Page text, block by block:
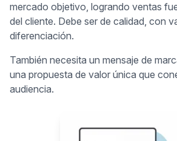
mercado objetivo, logrando ventas
del cliente. Debe ser de calidad, con
diferenciación.
También necesita un mensaje de
una propuesta de valor única que
audiencia.